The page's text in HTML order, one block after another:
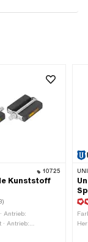
10725
Kunststoff
Antrieb:
Antrieb: